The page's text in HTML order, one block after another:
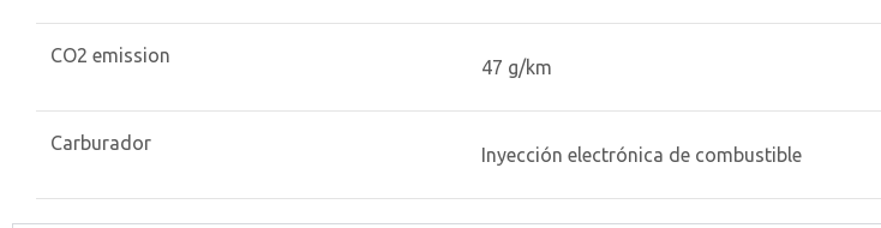
CO2 emission
47 g/km
Carburador
Inyección electrónica de combustible